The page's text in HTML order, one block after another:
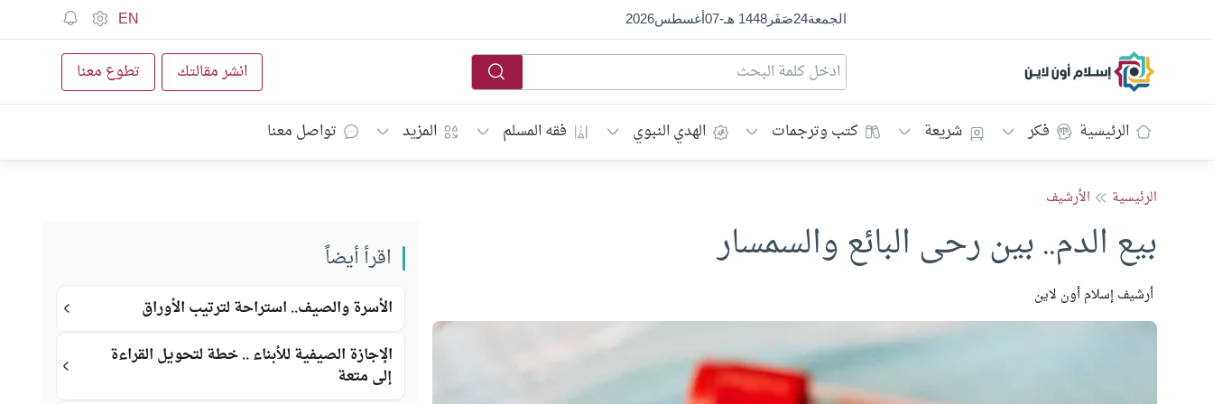
الجمعة24صَفَر1448 هـ -
07أغسطس2026
EN
إسلام أون لاين انشر مقالتك تطوع معنا
الرئيسية فكر شريعة كتب وترجمات الهدي النبوي فقه المسلم المزيد تواصل معنا
الرئيسية الأرشيف
بيع الدم.. بين رحى البائع والسمسار
أرشيف إسلام أون لاين
اقرأ أيضاً
الأسرة والصيف.. استراحة لترتيب الأوراق
الإجازة الصيفية للأبناء .. خطة لتحويل القراءة
إلى متعة